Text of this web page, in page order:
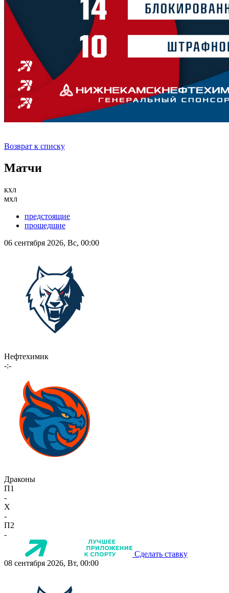
Возврат к списку
Матчи
кхл
мхл
предстоящие
прошедшие
06 сентября 2026, Вс, 00:00
Нефтехимик
-:-
Драконы
П1
-
X
-
П2
-
Сделать ставку
08 сентября 2026, Вт, 00:00